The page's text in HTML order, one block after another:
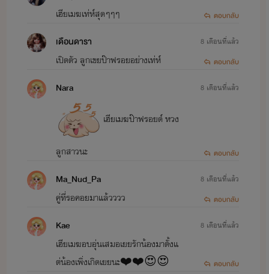
ปลาวาฬ & พริก
>>> พยศรัก คุณภรรยา
...รักร้าย รุ่นเหลน...
ไฟ & ตังเม >>>
พาฝัน & ฟลินต์ >>>พรนับพัน | IMPOSSIBLE LOVE
มาริน & ไนล์ >>> ล่ารักโฮสต์สุดร้าย
คุณ & มิว >>>เด็กเลี้ยงของแทนคุณ
รัก & โชน >>>ฝากใจจนได้รัก
คริสต์ & เพลง >>>รักเดียวของโดโนแวน
หมอก & ช่อแก้ว >>>
ปลี & ทับทิม >>>
คนโปรดของพบตะวัน
กะเพรา & ปลาซิว >>>ลวงรักรสไวน์
เฮียเมฆเท่ห์สุดๆๆๆ
ตอบกลับ
เดือนดารา
เปิดตัว ลูกเขยป๊าฟรอยอย่างเท่ห์
8 เดือนที่แล้ว
ตอบกลับ
Nara
เฮียเมฆป๊าฟรอยด์ หวง
ลูกสาวนะ
8 เดือนที่แล้ว
ตอบกลับ
Ma_Nud_Pa
คู่ที่รอคอยมาแล้วววว
8 เดือนที่แล้ว
ตอบกลับ
Kae
เฮียเมฆอบอุ่นเสมอเยยรักน้องมาตั้งแ
ต่น้องเพิ่งเกิดเยยนะ❤️❤️😍😍
8 เดือนที่แล้ว
ตอบกลับ